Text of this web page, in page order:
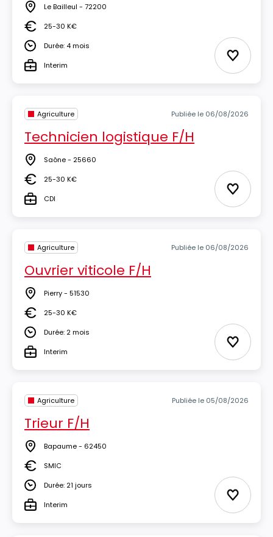
Lieu Le Bailleul - 72200
Salaire25-30 K€
DuréeDurée: 4 mois
TypeInterim Ajouter
Agriculture Publiée le 06/08/2026
Technicien logistique F/H
Lieu Saône - 25660
Salaire25-30 K€
TypeCDI Ajouter
Agriculture Publiée le 06/08/2026
Ouvrier viticole F/H
Lieu Pierry - 51530
Salaire25-30 K€
DuréeDurée: 2 mois
TypeInterim Ajouter
Agriculture Publiée le 05/08/2026
Trieur F/H
Lieu Bapaume - 62450
Salaire
SMIC
DuréeDurée: 21 jours
TypeInterim Ajouter